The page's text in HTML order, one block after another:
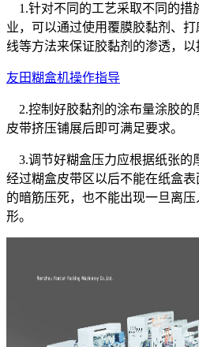
1.针对不同的工艺采取不同的措
业，可以通过使用覆膜胶黏剂、
线等方法来保证胶黏剂的渗透，
友田糊盒机操作指导
2.控制好胶黏剂的涂布量涂胶的
皮带挤压铺展后即可满足要求。
3.调节好糊盒压力应根据纸张的
经过糊盒皮带区以后不能在纸盒
的暗筋压死，也不能出现一旦离
形。